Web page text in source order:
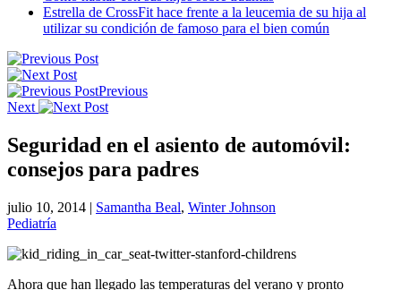
Estrella de CrossFit hace frente a la leucemia de su hija al
utilizar su condición de famoso para el bien común
Previous
Next
Seguridad en el asiento de automóvil:
consejos para padres
julio 10, 2014 | Samantha Beal, Winter Johnson
Pediatría
Ahora que han llegado las temperaturas del verano y pronto